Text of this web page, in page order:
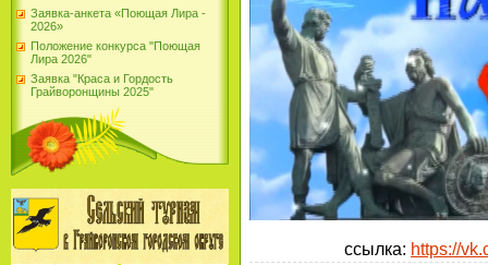
Заявка-анкета «Поющая Лира -
2026»
Положение конкурса "Поющая
Лира 2026"
Заявка "Краса и Гордость
Грайворонщины 2025"
ссылка: https://